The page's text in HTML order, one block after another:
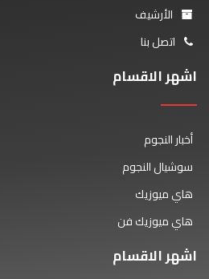
الأرشيف
اتصل بنا
اشهر الاقسام
أخبار النجوم
سوشيال النجوم
هاي ميوزيك
هاي ميوزيك فن
اشهر الاقسام